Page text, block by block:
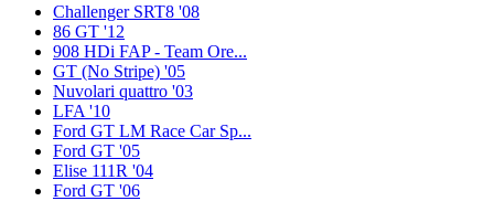
Challenger SRT8 '08
86 GT '12
908 HDi FAP - Team Ore...
GT (No Stripe) '05
Nuvolari quattro '03
LFA '10
Ford GT LM Race Car Sp...
Ford GT '05
Elise 111R '04
Ford GT '06